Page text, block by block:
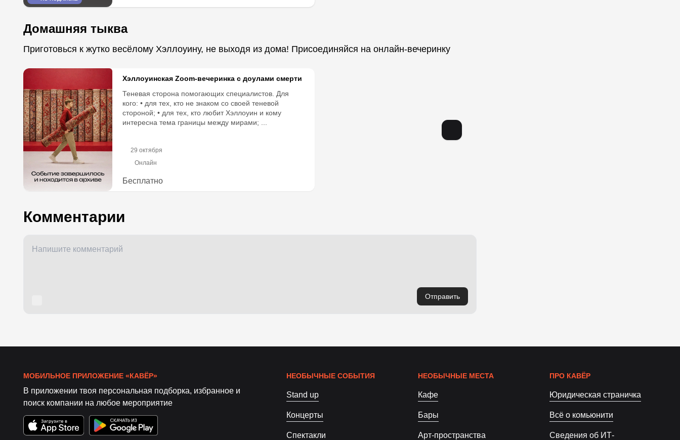
Домашняя тыква
Приготовься к жутко весёлому Хэллоуину, не выходя из дома! Присоединяйся на онлайн-вечеринку
Хэллоуинская Zoom-вечеринка с доулами смерти
Теневая сторона помогающих специалистов. Для
кого: • для тех, кто не знаком со своей теневой
стороной; • для тех, кто любит Хэллоуин и кому
интересна тема границы между мирами; ...
29 октября
Онлайн
Бесплатно
Комментарии
Отправить
МОБИЛЬНОЕ ПРИЛОЖЕНИЕ «КАВЁР»
В приложении твоя персональная подборка, избранное и
поиск компании на любое мероприятие
НЕОБЫЧНЫЕ СОБЫТИЯ
Stand up
Концерты
Спектакли
НЕОБЫЧНЫЕ МЕСТА
Кафе
Бары
Арт-пространства
ПРО КАВЁР
Юридическая страничка
Всё о комьюнити
Сведения об ИТ-